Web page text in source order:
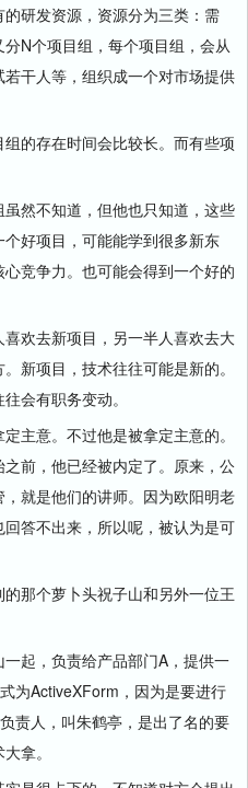
研发资源，资源分为三类：需
N个项目组，每个项目组，会从
干人等，组织成一个对市场提供
的存在时间会比较长。而有些项
然不知道，但他也只知道，这些
好项目，可能能学到很多新东
竞争力。也可能会得到一个好的
欢去新项目，另一半人喜欢去大
新项目，技术往往可能是新的。
会有职务变动。
意。不过他是被拿定主意的。
前，他已经被内定了。原来，公
就是他们的讲师。因为欧阳明老
答不出来，所以呢，被认为是可
那个萝卜头祝子山和另外一位王
起，负责给产品部门A，提供一
为ActiveXForm，因为是要进行
责人，叫朱鹤亭，是出了名的要
拿。